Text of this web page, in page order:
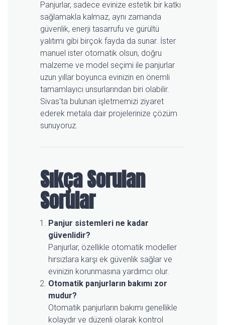
Panjurlar, sadece evinize estetik bir katkı
sağlamakla kalmaz, aynı zamanda
güvenlik, enerji tasarrufu ve gürültü
yalıtımı gibi birçok fayda da sunar. İster
manuel ister otomatik olsun, doğru
malzeme ve model seçimi ile panjurlar
uzun yıllar boyunca evinizin en önemli
tamamlayıcı unsurlarından biri olabilir.
Sivas'ta bulunan işletmemizi ziyaret
ederek metala dair projelerinize çözüm
sunuyoruz.
Sıkça Sorulan
Sorular
Panjur sistemleri ne kadar
güvenlidir?
Panjurlar, özellikle otomatik modeller
hırsızlara karşı ek güvenlik sağlar ve
evinizin korunmasına yardımcı olur.
Otomatik panjurların bakımı zor
mudur?
Otomatik panjurların bakımı genellikle
kolaydır ve düzenli olarak kontrol